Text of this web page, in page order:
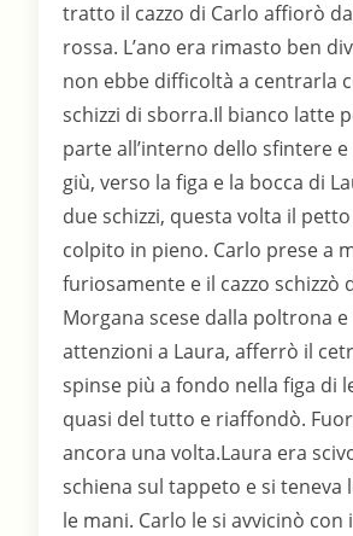
tratto il cazzo di Carlo affiorò
rossa. L’ano era rimasto ben
non ebbe difficoltà a centrarla
schizzi di sborra.Il bianco latte
parte all’interno dello sfintere
giù, verso la figa e la bocca di
due schizzi, questa volta il
colpito in pieno. Carlo prese a
furiosamente e il cazzo schizzò
Morgana scese dalla poltrona
attenzioni a Laura, afferrò il
spinse più a fondo nella figa di
quasi del tutto e riaffondò.
ancora una volta.Laura era
schiena sul tappeto e si teneva
le mani. Carlo le si avvicinò con